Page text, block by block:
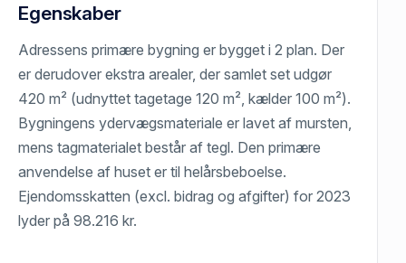
Egenskaber
Adressens primære bygning er bygget i 2 plan. Der
er derudover ekstra arealer, der samlet set udgør
420 m² (udnyttet tagetage 120 m², kælder 100 m²).
Bygningens ydervægsmateriale er lavet af mursten,
mens tagmaterialet består af tegl. Den primære
anvendelse af huset er til helårsbeboelse.
Ejendomsskatten (excl. bidrag og afgifter) for 2023
lyder på 98.216 kr.